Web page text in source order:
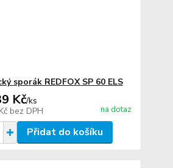
sporák REDFOX SP 60 ELS
Kč/ks
bez DPH na dotaz
Přidat do košíku